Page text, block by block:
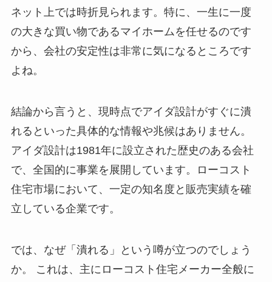
ネット上では時折見られます。特に、一生に一度
の大きな買い物であるマイホームを任せるのです
から、会社の安定性は非常に気になるところです
よね。
結論から言うと、現時点でアイダ設計がすぐに潰
れるといった具体的な情報や兆候はありません。
アイダ設計は1981年に設立された歴史のある会社
で、全国的に事業を展開しています。ローコスト
住宅市場において、一定の知名度と販売実績を確
立している企業です。
では、なぜ「潰れる」という噂が立つのでしょう
か。 これは、主にローコスト住宅メーカー全般に